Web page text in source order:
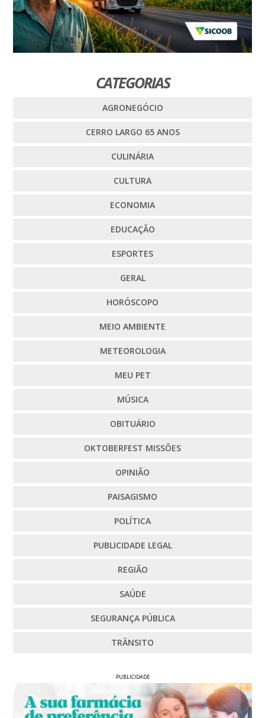
CATEGORIAS
AGRONEGÓCIO
CERRO LARGO 65 ANOS
CULINÁRIA
CULTURA
ECONOMIA
EDUCAÇÃO
ESPORTES
GERAL
HORÓSCOPO
MEIO AMBIENTE
METEOROLOGIA
MEU PET
MÚSICA
OBITUÁRIO
OKTOBERFEST MISSÕES
OPINIÃO
PAISAGISMO
POLÍTICA
PUBLICIDADE LEGAL
REGIÃO
SAÚDE
SEGURANÇA PÚBLICA
TRÂNSITO
PUBLICIDADE